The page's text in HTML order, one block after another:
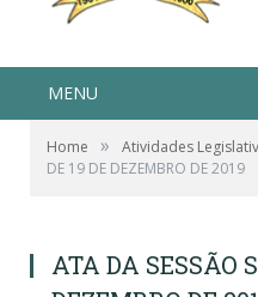
MENU
Home » Atividades
DE 19 DE DEZEMBRO DE 2019
ATA DA SESSÃO